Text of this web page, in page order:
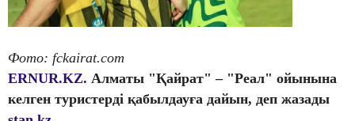
Фото: fckairat.com
ERNUR.KZ. Алматы "Қайрат" – "Реал" ойынына
келген туристерді қабылдауға дайын, деп жазады